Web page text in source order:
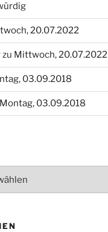
20.07.2022
zu Mittwoch, 20.07.2022
03.09.2018
Montag, 03.09.2018